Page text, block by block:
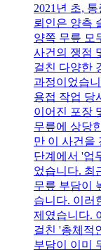
2021년 초,
뢰인은 양측
양쪽 무릎 모
사건의 쟁점
걸친 다양한
과정이었습
용접 작업 당
이어진 포장
무릎에 상당
만 이 사건을
단계에서 '업
었습니다. 최
무릎 부담이
습니다. 이러
제였습니다.
걸친 '총체적
부담이 이미